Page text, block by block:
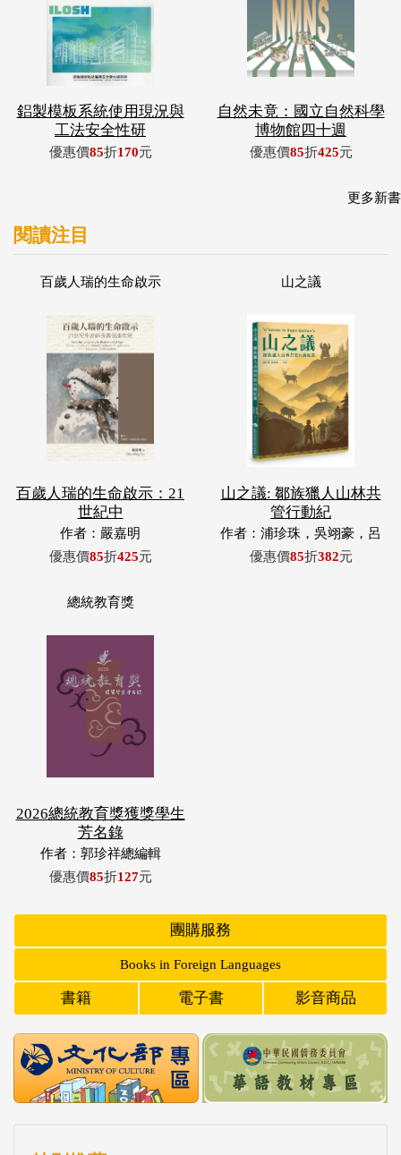
鋁製模板系統使用現況與
工法安全性研
優惠價85折170元
自然未竟：國立自然科學
博物館四十週
優惠價85折425元
更多新書
閱讀注目
百歲人瑞的生命啟示
百歲人瑞的生命啟示：21
世紀中
作者：嚴嘉明
優惠價85折425元
山之議
山之議: 鄒族獵人山林共
管行動紀
作者：浦珍珠，吳翊豪，呂
翊齊，張惠東，許玉青，王
優惠價85折382元
總統教育獎
2026總統教育獎獲獎學生
芳名錄
作者：郭珍祥總編輯
優惠價85折127元
團購服務
Books in Foreign Languages
書籍 電子書 影音商品